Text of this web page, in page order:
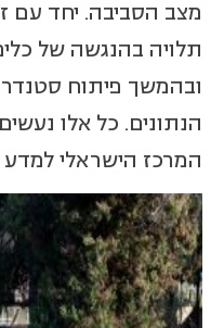
מצב הסביבה. יחד עם
תלויה בהנגשה של
ובהמשך פיתוח
הנתונים. כל אלו
המרכז הישראלי למדע